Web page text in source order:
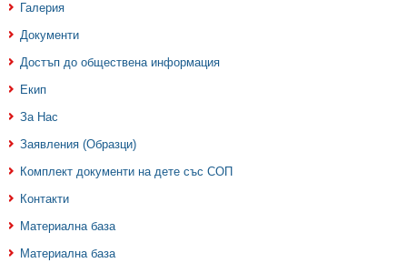
Галерия
Документи
Достъп до обществена информация
Екип
За Нас
Заявления (Образци)
Комплект документи на дете със СОП
Контакти
Материална база
Материална база